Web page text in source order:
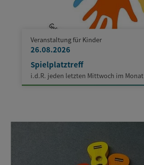
Veranstaltung für Kinder
26.08.2026
Spielplatztreff
i.d.R. jeden letzten Mittwoch im Monat